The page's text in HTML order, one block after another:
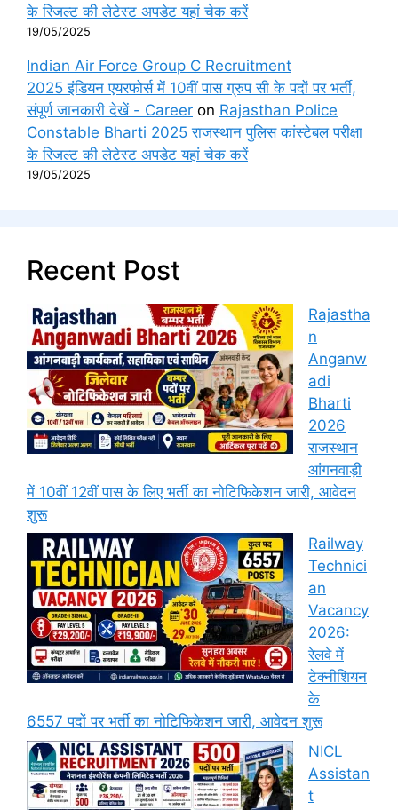
के रिजल्ट की लेटेस्ट अपडेट यहां चेक करें
19/05/2025
Indian Air Force Group C Recruitment
2025 इंडियन एयरफोर्स में 10वीं पास ग्रुप सी के पदों पर भर्ती,
संपूर्ण जानकारी देखें - Career on Rajasthan Police
Constable Bharti 2025 राजस्थान पुलिस कांस्टेबल परीक्षा
के रिजल्ट की लेटेस्ट अपडेट यहां चेक करें
19/05/2025
Recent Post
Rajastha
n
Anganw
adi
Bharti
2026
राजस्थान
आंगनवाड़ी
में 10वीं 12वीं पास के लिए भर्ती का नोटिफिकेशन जारी, आवेदन
शुरू
Railway
Technici
an
Vacancy
2026:
रेलवे में
टेक्नीशियन
के
6557 पदों पर भर्ती का नोटिफिकेशन जारी, आवेदन शुरू
NICL
Assistan
t